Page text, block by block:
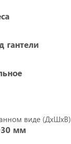
гантели
виде (ДхШхВ)
мм